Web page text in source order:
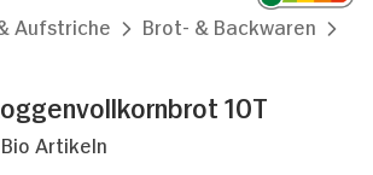
Aufstriche
Brot- & Backwaren
10T
Artikeln